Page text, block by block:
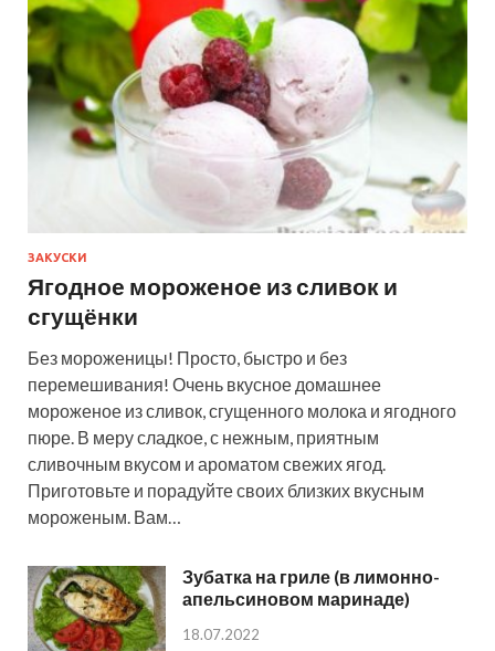
ЗАКУСКИ
Ягодное мороженое из сливок и
сгущёнки
Без мороженицы! Просто, быстро и без
перемешивания! Очень вкусное домашнее
мороженое из сливок, сгущенного молока и ягодного
пюре. В меру сладкое, с нежным, приятным
сливочным вкусом и ароматом свежих ягод.
Приготовьте и порадуйте своих близких вкусным
мороженым. Вам…
Зубатка на гриле (в лимонно-
апельсиновом маринаде)
18.07.2022